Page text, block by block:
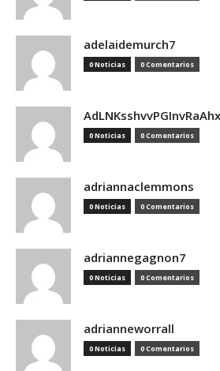
adelaidemurch7
0 Noticias 0 Comentarios
0 Noticias 0 Comentarios
adriannaclemmons
0 Noticias 0 Comentarios
adriannegagnon7
0 Noticias 0 Comentarios
adrianneworrall
0 Noticias 0 Comentarios